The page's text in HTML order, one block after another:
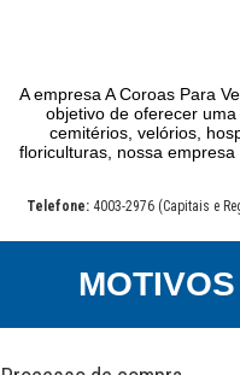
A empresa A Coroas Para
objetivo de oferecer
cemitérios, velórios,
floriculturas, nossa
Telefone: 4003-2976 (Capitais e